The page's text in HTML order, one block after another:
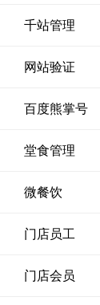
千站管理
网站验证
百度熊掌号
堂食管理
微餐饮
门店员工
门店会员